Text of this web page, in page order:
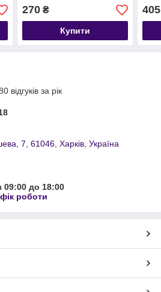
270₴
Купити
405
відгуків за рік
7, 61046, Харків, Україна
09:00 до 18:00
роботи